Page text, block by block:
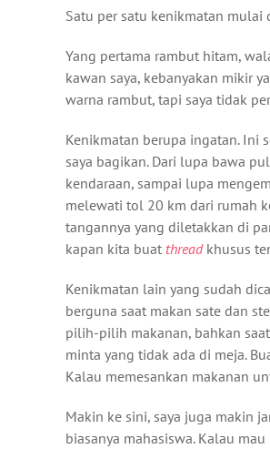
Satu per satu kenikmatan mulai
Yang pertama rambut hitam,
kawan saya, kebanyakan mikir
warna rambut, tapi saya tidak
Kenikmatan berupa ingatan. Ini
saya bagikan. Dari lupa bawa
kendaraan, sampai lupa
melewati tol 20 km dari rumah
tangannya yang diletakkan di
kapan kita buat threadkhusus
Kenikmatan lain yang sudah
berguna saat makan sate dan
pilih-pilih makanan, bahkan
minta yang tidak ada di meja.
Kalau memesankan makanan
Makin ke sini, saya juga makin
biasanya mahasiswa. Kalau